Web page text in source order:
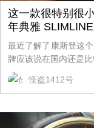
这一款很特别很
年典雅
最近了解了康斯登这
牌应该说在国内还是比
怪盗1412号